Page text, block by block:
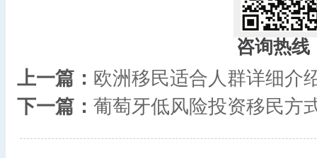
咨询热线
上一篇： 欧洲移民适合人群详细介
下一篇： 葡萄牙低风险投资移民方